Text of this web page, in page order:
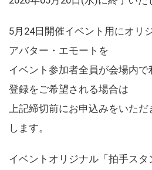
5月24日開催イベント用にオリ
アバター・エモートを
イベント参加者全員が会場内
登録をご希望される場合は
上記締切前にお申込みをいた
します。
イベントオリジナル「拍手ス